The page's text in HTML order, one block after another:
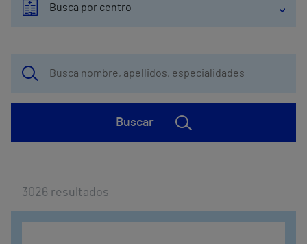
Busca por centro
Buscar
3026 resultados